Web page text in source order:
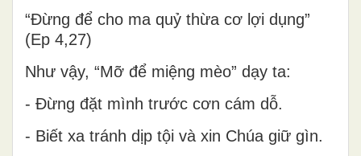
“Đừng để cho ma quỷ thừa cơ lợi dụng”
(Ep 4,27)
Như vậy, “Mỡ để miệng mèo” dạy ta:
- Đừng đặt mình trước cơn cám dỗ.
- Biết xa tránh dịp tội và xin Chúa giữ gìn.